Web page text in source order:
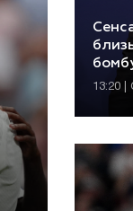
13:20